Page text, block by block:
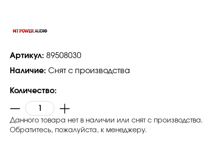
Артикул: 89508030
Наличие: Снят с производства
Количество:
Данного товара нет в наличии или снят с производства.
Обратитесь, пожалуйста, к менеджеру.